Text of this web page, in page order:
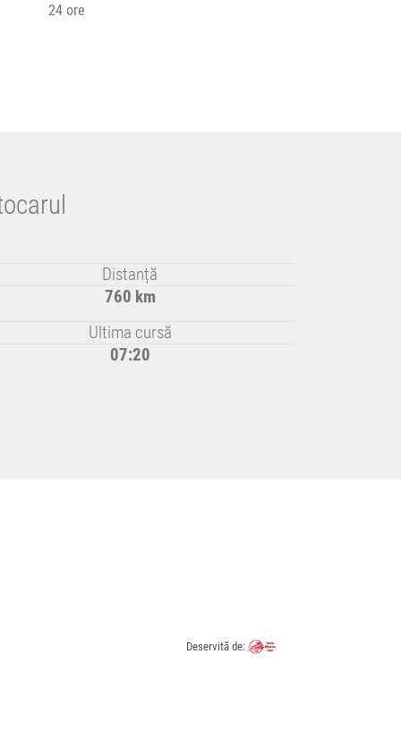
24 ore
Distanță
760 km
Ultima cursă
07:20
Deservită de: